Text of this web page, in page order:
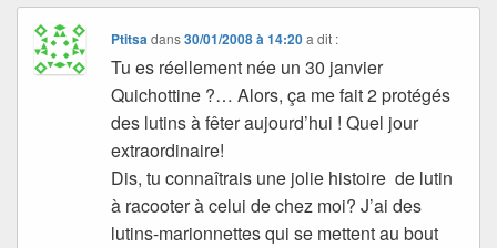
Ptitsadans30/01/2008 à 14:20 a dit :
Tu es réellement née un 30 janvier
Quichottine ?… Alors, ça me fait 2 protégés
des lutins à fêter aujourd’hui ! Quel jour
extraordinaire!
Dis, tu connaîtrais une jolie histoire de lutin
à racooter à celui de chez moi? J’ai des
lutins-marionnettes qui se mettent au bout